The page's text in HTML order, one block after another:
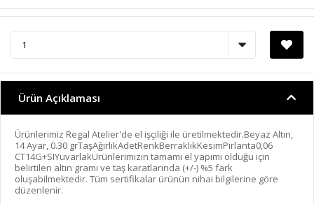
Ürün Açıklaması
Ürünlerimiz Regal Atelier'de el işçiliği ile üretilmektedir.Beyaz Altın,
14 Ayar, 0.30 grTaşAğırlıkAdetRenkBerraklıkKesimPırlanta0,06
CT14G+SIYuvarlakÜrünlerimizin tamamı el yapımı olduğu için
belirtilen altın gramı ve taş karatlarında (+/-) %5 fark
oluşabilmektedir. Tüm sertifikalar ürünün nihai bilgilerine göre
düzenlenir.